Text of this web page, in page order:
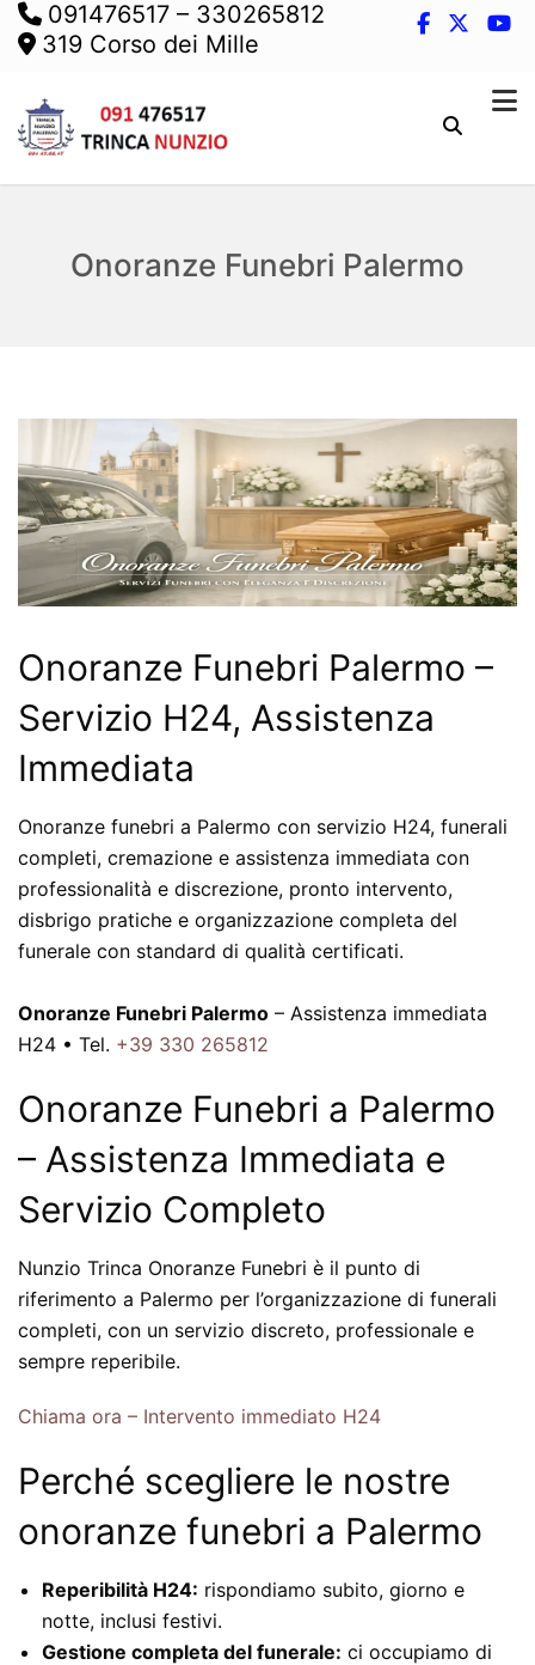
091476517 – 330265812
319 Corso dei Mille
Onoranze Funebri Palermo
Onoranze Funebri Palermo –
Servizio H24, Assistenza
Immediata
Onoranze funebri a Palermo con servizio H24, funerali
completi, cremazione e assistenza immediata con
professionalità e discrezione, pronto intervento,
disbrigo pratiche e organizzazione completa del
funerale con standard di qualità certificati.
Onoranze Funebri Palermo – Assistenza immediata
H24 • Tel. +39 330 265812
Onoranze Funebri a Palermo
– Assistenza Immediata e
Servizio Completo
Nunzio Trinca Onoranze Funebri è il punto di
riferimento a Palermo per l’organizzazione di funerali
completi, con un servizio discreto, professionale e
sempre reperibile.
Chiama ora – Intervento immediato H24
Perché scegliere le nostre
onoranze funebri a Palermo
Reperibilità H24: rispondiamo subito, giorno e
notte, inclusi festivi.
Gestione completa del funerale: ci occupiamo di